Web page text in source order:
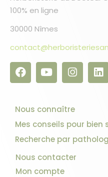
100% en ligne
30000 Nîmes
Nous connaître
Mes conseils pour
Recherche par
Nous contacter
Mon compte